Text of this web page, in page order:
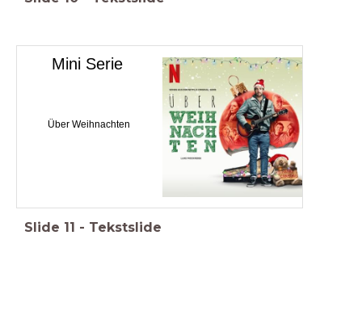
Mini Serie
Über Weihnachten
Slide 11 - Tekstslide